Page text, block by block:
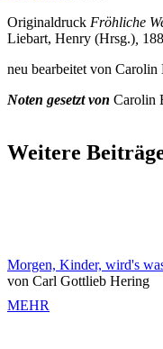
Originaldruck Fröhliche
Liebart, Henry (Hrsg.)
neu bearbeitet von Carolin
Noten gesetzt von Carolin
Weitere
Morgen, Kinder, wird's
von Carl Gottlieb Hering
MEHR